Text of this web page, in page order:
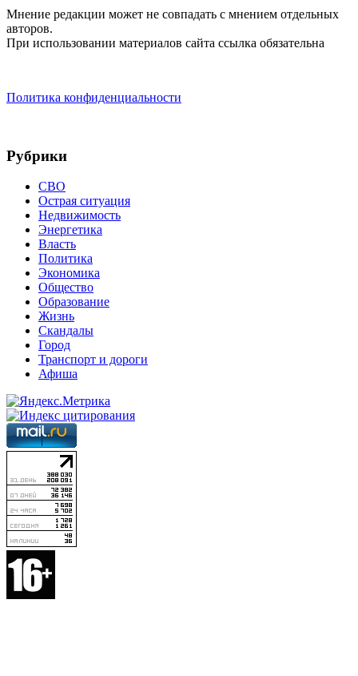
Мнение редакции может не совпадать с мнением отдельных
авторов.
При использовании материалов сайта ссылка обязательна
Политика конфиденциальности
Рубрики
СВО
Острая ситуация
Недвижимость
Энергетика
Власть
Политика
Экономика
Общество
Образование
Жизнь
Скандалы
Город
Транспорт и дороги
Афиша